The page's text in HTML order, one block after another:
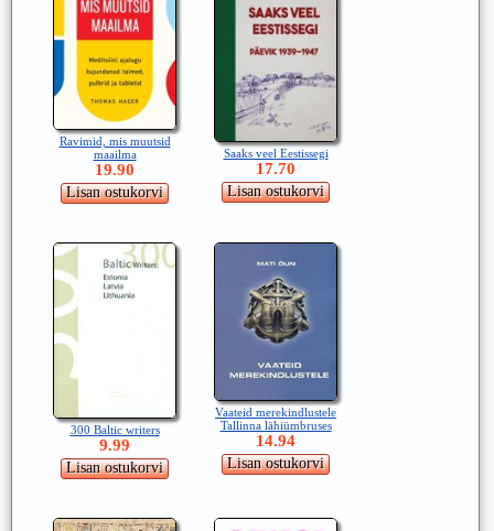
Ravimid, mis muutsid
maailma
19.90
Saaks veel Eestissegi
17.70
300 Baltic writers
9.99
Vaateid merekindlustele
Tallinna lähiümbruses
14.94